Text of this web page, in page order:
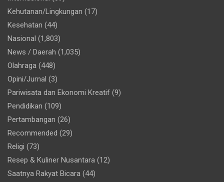
Kehutanan/Lingkungan (17)
Kesehatan (44)
Nasional (1,803)
News / Daerah (1,035)
Olahraga (448)
Opini/Jurnal (3)
Pariwisata dan Ekonomi Kreatif (9)
Pendidikan (109)
Pertambangan (26)
Recommended (29)
Religi (73)
Resep & Kuliner Nusantara (12)
Saatnya Rakyat Bicara (44)